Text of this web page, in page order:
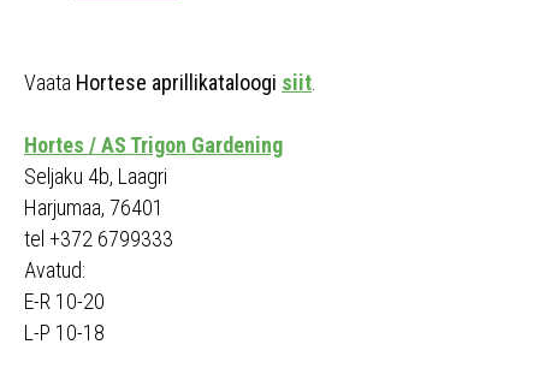
Vaata Hortese aprillikataloogi siit
Hortes / AS Trigon Gardening
Seljaku 4b, Laagri
Harjumaa, 76401
tel +372 6799333
Avatud:
E-R 10-20
L-P 10-18